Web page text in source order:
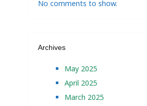
No comments to show.
Archives
May 2025
April 2025
March 2025